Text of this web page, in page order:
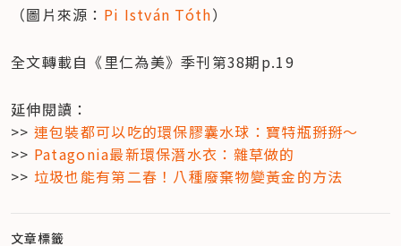
（圖片來源： Pi István Tóth）
全文轉載自《里仁為美》季刊第38期p.19
延伸閱讀：
>> 連包裝都可以吃的環保膠囊水球：寶特瓶掰掰～
>> Patagonia最新環保潛水衣：雜草做的
>> 垃圾也能有第二春！八種廢棄物變黃金的方法
文章標籤